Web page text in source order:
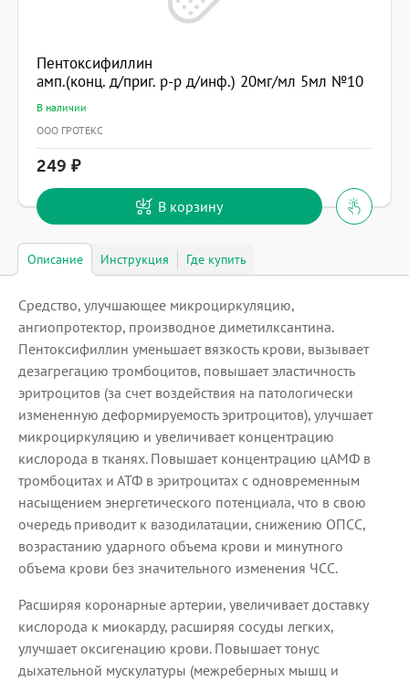
Пентоксифиллин
амп.(конц. д/приг. р-р д/инф.) 20мг/мл 5мл №10
В наличии
ООО ГРОТЕКС
249
В корзину
Описание Инструкция Где купить
Средство, улучшающее микроциркуляцию,
ангиопротектор, производное диметилксантина.
Пентоксифиллин уменьшает вязкость крови, вызывает
дезагрегацию тромбоцитов, повышает эластичность
эритроцитов (за счет воздействия на патологически
измененную деформируемость эритроцитов), улучшает
микроциркуляцию и увеличивает концентрацию
кислорода в тканях. Повышает концентрацию цАМФ в
тромбоцитах и АТФ в эритроцитах с одновременным
насыщением энергетического потенциала, что в свою
очередь приводит к вазодилатации, снижению ОПСС,
возрастанию ударного объема крови и минутного
объема крови без значительного изменения ЧСС.
Расширяя коронарные артерии, увеличивает доставку
кислорода к миокарду, расширяя сосуды легких,
улучшает оксигенацию крови. Повышает тонус
дыхательной мускулатуры (межреберных мышц и